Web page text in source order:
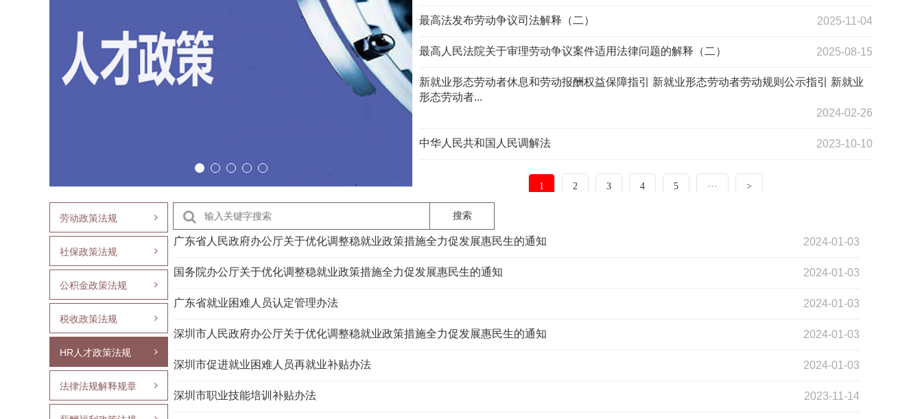
最高法发布劳动争议司法解释（二） 2025-11-04
最高人民法院关于审理劳动争议案件适用法律问题的解释（二） 2025-08-15
新就业形态劳动者休息和劳动报酬权益保障指引 新就业形态劳动者劳动规则公示指引 新就业
形态劳动者...
2024-02-26
中华人民共和国人民调解法 2023-10-10
1 2 3 4 5 ··· >
劳动政策法规
社保政策法规
公积金政策法规
税收政策法规
HR人才政策法规
法律法规解释规章
搜索
广东省人民政府办公厅关于优化调整稳就业政策措施全力促发展惠民生的通知 2024-01-03
国务院办公厅关于优化调整稳就业政策措施全力促发展惠民生的通知 2024-01-03
广东省就业困难人员认定管理办法 2024-01-03
深圳市人民政府办公厅关于优化调整稳就业政策措施全力促发展惠民生的通知 2024-01-03
深圳市促进就业困难人员再就业补贴办法 2024-01-03
深圳市职业技能培训补贴办法 2023-11-14